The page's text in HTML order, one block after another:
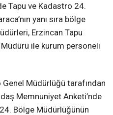
Tapu ve Kadastro 24.
yanı sıra bölge
Erzincan Tapu
ile kurum personeli
Müdürlüğü tarafından
Memnuniyet Anketi’nde
Bölge Müdürlüğünün